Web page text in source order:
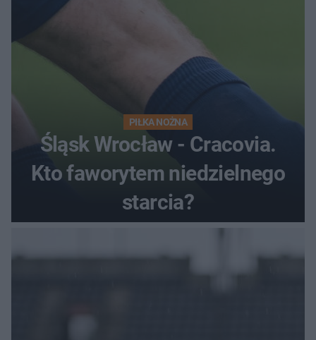
PIŁKA NOŻNA
Śląsk Wrocław - Cracovia.
Kto faworytem niedzielnego
starcia?